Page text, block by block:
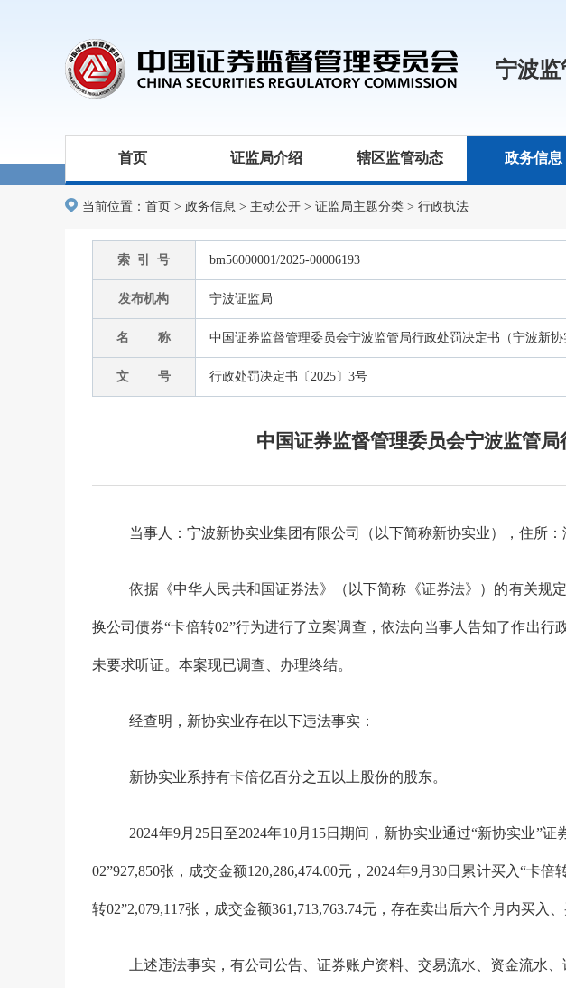
宁波监
首页 证监局介绍 辖区监管动态 政务信息
当前位置： 首页 > 政务信息 > 主动公开 > 证监局主题分类 > 行政执法
索 引 号 bm56000001/2025-00006193
发布机构 宁波证监局
名 称 中国证券监督管理委员会宁波监管局行政处罚决定书（宁波新协
文 号 行政处罚决定书〔2025〕3号
中国证券监督管理委员会宁波监管
当事人：宁波新协实业集团有限公司（以下简称新协实业） ，住所
依据《中华人民共和国证券法》（以下简称 《证券法》 ）的有关规
换公司债券“卡倍转02”行为进行了立案调查 ， 依法向当事人告知了作出行
未要求听证。本案现已调查、 办理终结。
经查明， 新协实业存在以下违法事实：
新协实业系持有卡倍亿百分之五以上股份的股东。
2024年9月 25日至2024年10月 15日期间，新协实业通过“新协实业”证
02”927,850张，成交金额120,286,474.00元，2024年9月30日累计买入“卡倍
转02”2,079,117张，成交金额361,713,763.74元，存在卖出后六个月内买入
上述违法事实，有公司公告、证券账户资料、交易流水、资金流水